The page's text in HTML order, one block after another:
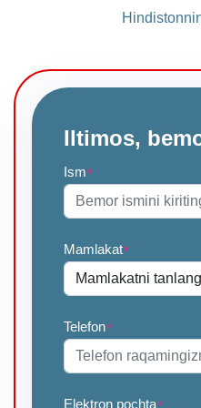
Iltimos,
Ism*
Mamlakat*
Telefon*
Elektron pochta*